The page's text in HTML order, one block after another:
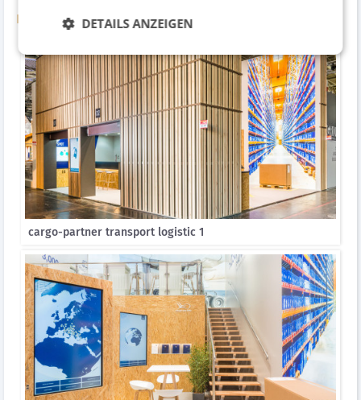
Bildergalerie
cargo-partner transport logistic 1
DETAILS ANZEIGEN